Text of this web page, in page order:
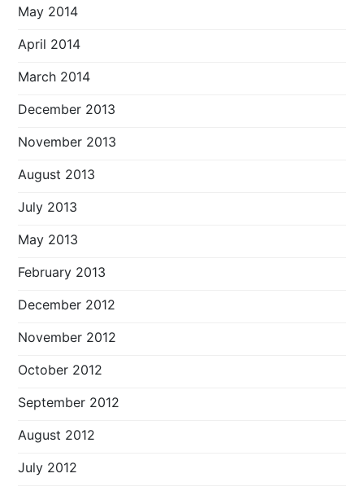
May 2014
April 2014
March 2014
December 2013
November 2013
August 2013
July 2013
May 2013
February 2013
December 2012
November 2012
October 2012
September 2012
August 2012
July 2012